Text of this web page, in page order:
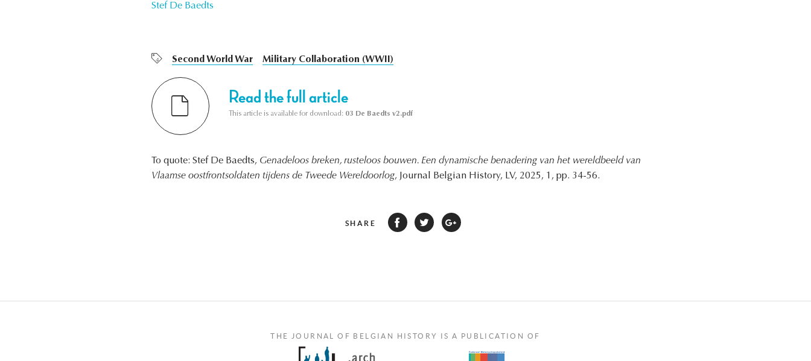
Stef De Baedts
Second World War Military Collaboration (WWII)
Read the full article
This article is available for download: 03 De Baedts v2.pdf
To quote: Stef De Baedts, Genadeloos breken, rusteloos bouwen. Een dynamische benadering van het wereldbeeld van
Vlaamse oostfrontsoldaten tijdens de Tweede Wereldoorlog, Journal Belgian History, LV, 2025, 1, pp. 34-56.
SHARE
THE JOURNAL OF BELGIAN HISTORY IS A PUBLICATION OF